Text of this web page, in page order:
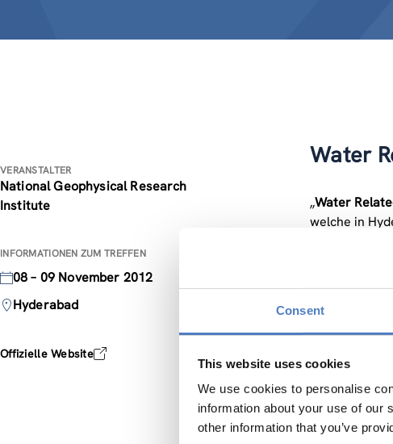
Consent
This website uses cookies
We use cookies to personalise
information about your use of our
other information that you’ve
VERANSTALTER
National Geophysical Research
Institute
INFORMATIONEN ZUM TREFFEN
08 – 09 November 2012
Hyderabad
Offizielle Website
Water
„Water
welche in
Ziel der
und
Rahmen
können
Die